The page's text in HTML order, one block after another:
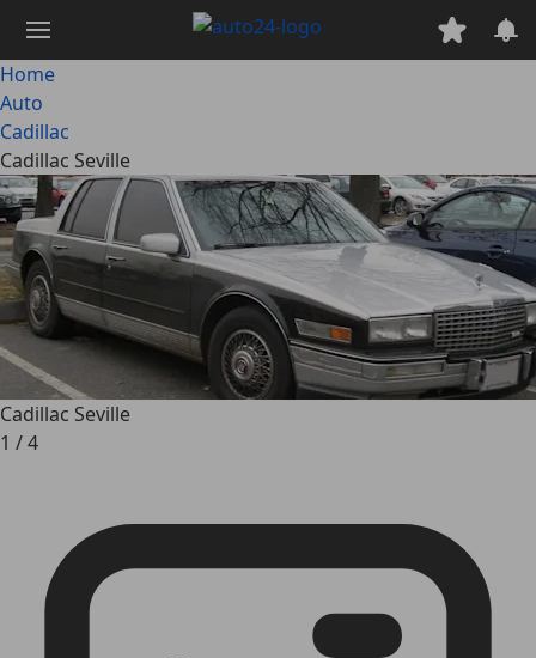
contenuto
principale
Home
Auto
Cadillac
Cadillac Seville
Cadillac Seville
1 /4